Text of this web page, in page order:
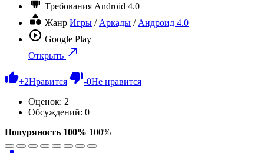
Требования Android 4.0
Жанр Игры / Аркады / Андроид 4.0
Google Play
Открыть
+2Нравится -0Не нравится
Оценок: 2
Обсуждений: 0
Попуряность 100% 100%